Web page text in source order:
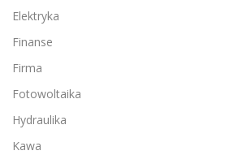
Elektryka
Finanse
Firma
Fotowoltaika
Hydraulika
Kawa